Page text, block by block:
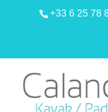
+33 6 25 78